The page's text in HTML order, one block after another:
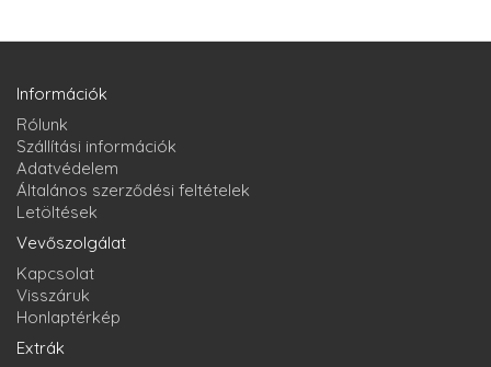
Információk
Rólunk
Szállítási információk
Adatvédelem
Általános szerződési feltételek
Letöltések
Vevőszolgálat
Kapcsolat
Visszáruk
Honlaptérkép
Extrák